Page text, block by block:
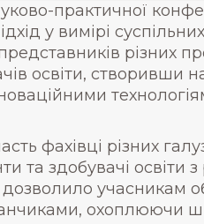
практичної
у вимірі
різних
освіти,
фахівці різних
здобувачі освіти з
учасникам
охоплюючи